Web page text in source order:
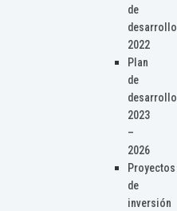
de
desarrollo
2022
Plan
de
desarrollo
2023
–
2026
Proyectos
de
inversión